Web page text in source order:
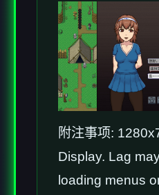
附注事项:
Display. Lag
loading menus